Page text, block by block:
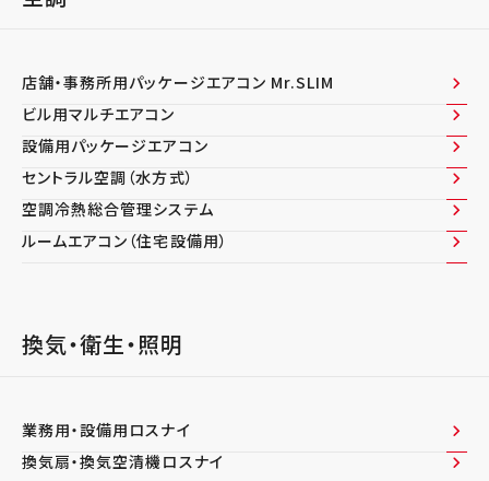
店舗・事務所用パッケージエアコン Mr.SLIM
ビル用マルチエアコン
設備用パッケージエアコン
セントラル空調（水方式）
空調冷熱総合管理システム
ルームエアコン（住宅設備用）
換気・衛生・照明​
業務用・設備用ロスナイ
換気扇・換気空清機ロスナイ